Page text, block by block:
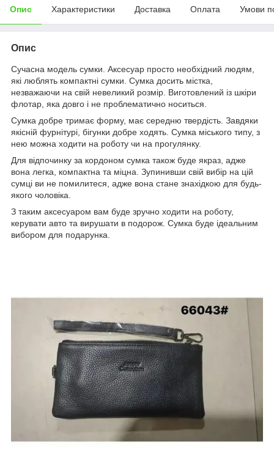
Опис Характеристики Доставка Оплата Умови
Опис
Сучасна модель сумки. Аксесуар просто необхідний людям,
які люблять компактні сумки. Сумка досить містка,
незважаючи на свій невеликий розмір. Виготовлений із шкіри
флотар, яка довго і не проблематично носиться.
Сумка добре тримає форму, має середню твердість. Завдяки
якісній фурнітурі, бігунки добре ходять. Сумка міського типу, з
нею можна ходити на роботу чи на прогулянку.
Для відпочинку за кордоном сумка також буде якраз, адже
вона легка, компактна та міцна. Зупинивши свій вибір на цій
сумці ви не помилитеся, адже вона стане знахідкою для будь-
якого чоловіка.
З таким аксесуаром вам буде зручно ходити на роботу,
керувати авто та вирушати в подорож. Сумка буде ідеальним
вибором для подарунка.